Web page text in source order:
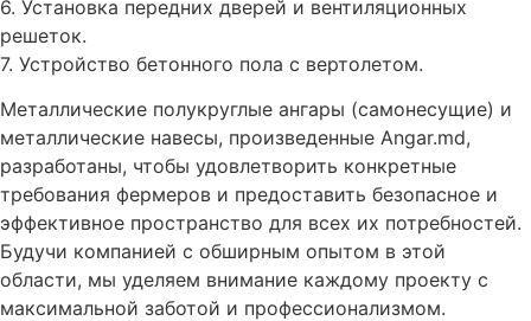
6. Установка передних дверей и вентиляционных
решеток.
7. Устройство бетонного пола с вертолетом.
Металлические полукруглые ангары (самонесущие) и
металлические навесы, произведенные Angar.md,
разработаны, чтобы удовлетворить конкретные
требования фермеров и предоставить безопасное и
эффективное пространство для всех их потребностей.
Будучи компанией с обширным опытом в этой
области, мы уделяем внимание каждому проекту с
максимальной заботой и профессионализмом.